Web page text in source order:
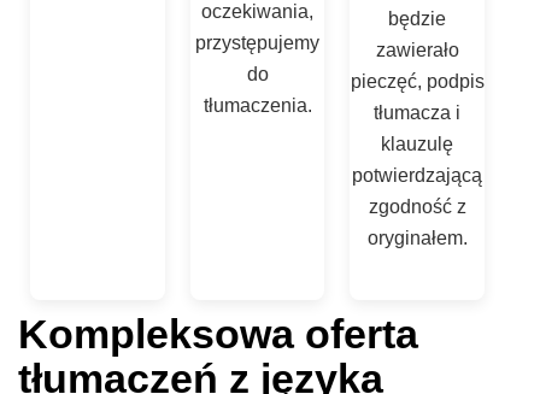
oczekiwania,
przystępujemy
do
tłumaczenia.
będzie
zawierało
pieczęć, podpis
tłumacza i
klauzulę
potwierdzającą
zgodność z
oryginałem.
Kompleksowa oferta
tłumaczeń z języka